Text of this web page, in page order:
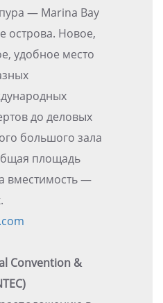
— Marina Bay
острова. Новое,
удобное место
до деловых
большого зала
площадь
вместимость —
Convention &